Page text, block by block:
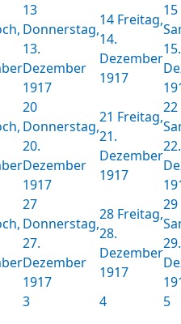
13
Donnerstag,
13.
Dezember
1917
14 Freitag,
14.
Dezember
1917
15
15.
20
Donnerstag,
20.
Dezember
1917
21 Freitag,
21.
Dezember
1917
22
22.
27
Donnerstag,
27.
Dezember
1917
28 Freitag,
28.
Dezember
1917
29
29.
3 4 5